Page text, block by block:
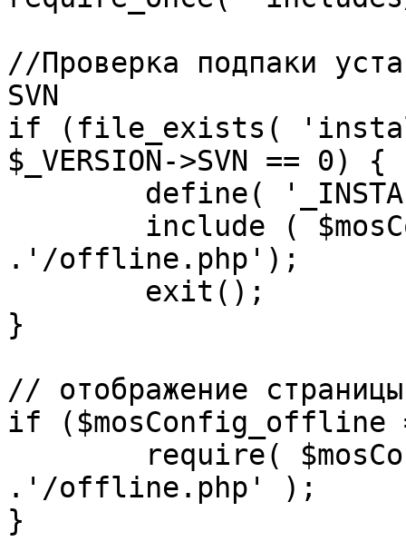
//Проверка подпаки
SVN
if (file_exists(
$_VERSION->SVN == 0) {
.'/offline.php');
}
// отображение
if ($mosConfig_offline
.'/offline.php' );
}